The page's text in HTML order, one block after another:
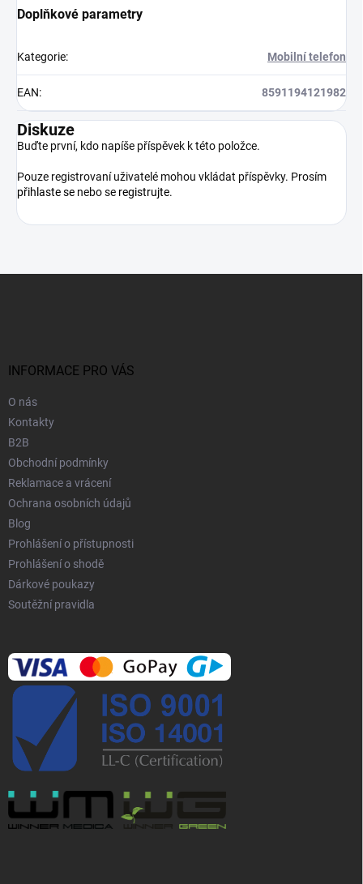
Doplňkové parametry
Kategorie: Mobilní telefon
EAN: 8591194121982
Diskuze
Buďte první, kdo napíše příspěvek k této položce.
Pouze registrovaní uživatelé mohou vkládat příspěvky. Prosím
přihlaste se nebo se registrujte.
INFORMACE PRO VÁS
O nás
Kontakty
B2B
Obchodní podmínky
Reklamace a vrácení
Ochrana osobních údajů
Blog
Prohlášení o přístupnosti
Prohlášení o shodě
Dárkové poukazy
Soutěžní pravidla